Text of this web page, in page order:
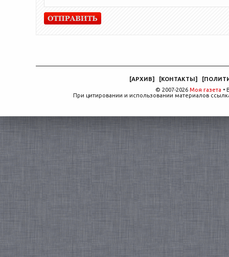
[АРХИВ] [КОНТАКТЫ] [
© 2007-2026 Моя газета •
При цитировании и использовании материалов